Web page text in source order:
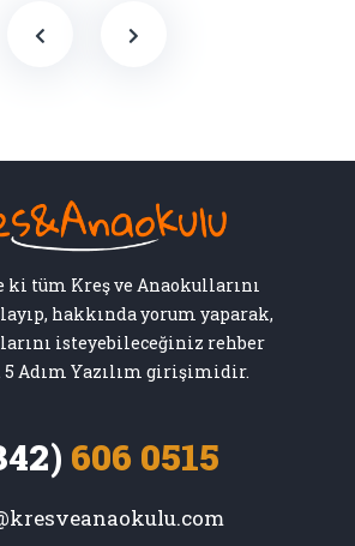
ki tüm Kreş ve Anaokullarını
hakkında yorum yaparak,
isteyebileceğiniz rehber
Adım Yazılım girişimidir.
606 0515